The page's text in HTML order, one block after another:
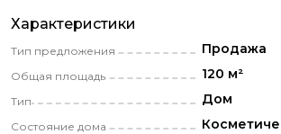
Характеристики
Тип предложения Продажа
Общая площадь 120 м²
Тип Дом
Состояние дома